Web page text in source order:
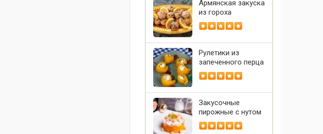
Армянская закуска
из гороха
Рулетики из
запеченного перца
Закусочные
пирожные с нутом